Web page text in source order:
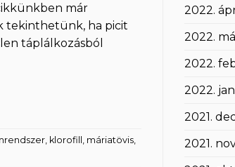
már
tekinthetünk, ha picit
táplálkozásból
klorofill máriatövis
2022.
2022.
2022.
2022.
2021.
2021.